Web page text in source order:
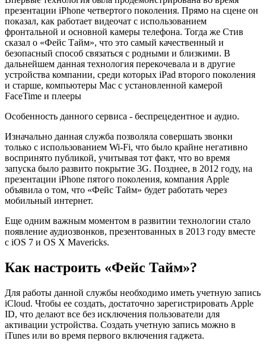
презентации iPhone четвертого поколения. Прямо на сцене он
показал, как работает видеочат с использованием
фронтальной и основной камеры телефона. Тогда же Стив
сказал о «Фейс Тайм», что это самый качественный и
безопасный способ связаться с родными и близкими. В
дальнейшем данная технология перекочевала и в другие
устройства компании, среди которых iPad второго поколения
и старше, компьютеры Mac с установленной камерой
FaceTime и плееры
Особенность данного сервиса - беспрецедентное и аудио.
Изначально данная служба позволяла совершать звонки
только с использованием Wi-Fi, что было крайне негативно
воспринято публикой, учитывая тот факт, что во время
запуска было развито покрытие 3G. Позднее, в 2012 году, на
презентации iPhone пятого поколения, компания Apple
объявила о том, что «Фейс Тайм» будет работать через
мобильный интернет.
Еще одним важным моментом в развитии технологии стало
появление аудиозвонков, презентованных в 2013 году вместе
с iOS 7 и OS X Mavericks.
Как настроить «Фейс Тайм»?
Для работы данной службы необходимо иметь учетную запись
iCloud. Чтобы ее создать, достаточно зарегистрировать Apple
ID, что делают все без исключения пользователи для
активации устройства. Создать учетную запись можно в
iTunes или во время первого включения гаджета.